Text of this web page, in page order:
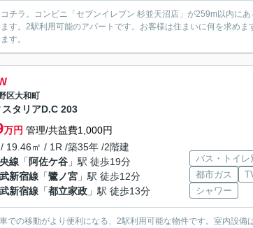
チラ。コンビニ「セブンイレブン 杉並天沼店」が259m以内に
す。2駅利用可能のアパートです。お客様は住まいに何を求めま
す。
区大和町
スタリアD.C 203
万円 管理/共益費1,000円
19.46㎡ / 1R /築35年 /2階建
線 「 阿佐ケ谷 」駅 徒歩19分
新宿線 「鷺ノ宮 」駅 徒歩12分
新宿線 「都立家政 」駅 徒歩13分
バス・トイレ
都市ガス
シャワー
での移動がより便利になる、2駅利用可能な物件です。室内設備